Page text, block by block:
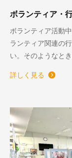
ボランティア・
ボランティア活動
ランティア関連の
い。そのようなと
詳しく見る